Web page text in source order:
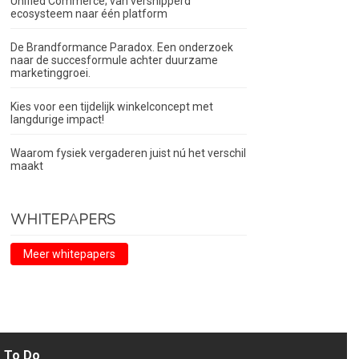
ecosysteem naar één platform
De Brandformance Paradox. Een onderzoek
naar de succesformule achter duurzame
marketinggroei.
Kies voor een tijdelijk winkelconcept met
langdurige impact!
Waarom fysiek vergaderen juist nú het verschil
maakt
WHITEPAPERS
Meer whitepapers
To Do